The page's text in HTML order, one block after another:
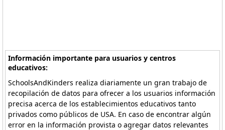
Información importante para usuarios y centros
educativos:
SchoolsAndKinders realiza diariamente un gran trabajo de
recopilación de datos para ofrecer a los usuarios información
precisa acerca de los establecimientos educativos tanto
privados como públicos de USA. En caso de encontrar algún
error en la información provista o agregar datos relevantes